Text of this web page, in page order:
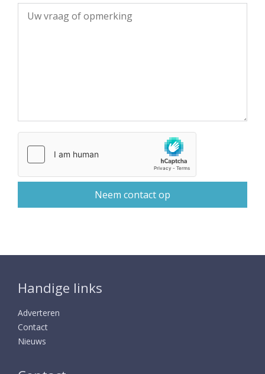
Handige links
Adverteren
Contact
Nieuws